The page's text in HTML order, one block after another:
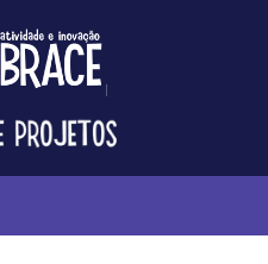
Logo
FEBRACE
Feira
Brasileira
Ciência